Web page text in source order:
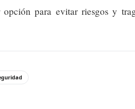
para evitar riesgos y